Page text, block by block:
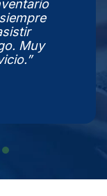
Muy